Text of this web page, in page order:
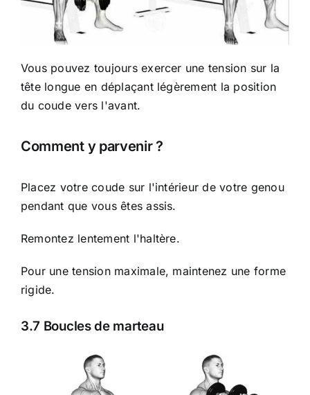
Vous pouvez toujours exercer une tension sur la
tête longue en déplaçant légèrement la position
du coude vers l'avant.
Comment y parvenir ?
Placez votre coude sur l'intérieur de votre genou
pendant que vous êtes assis.
Remontez lentement l'haltère.
Pour une tension maximale, maintenez une forme
rigide.
3.7 Boucles de marteau